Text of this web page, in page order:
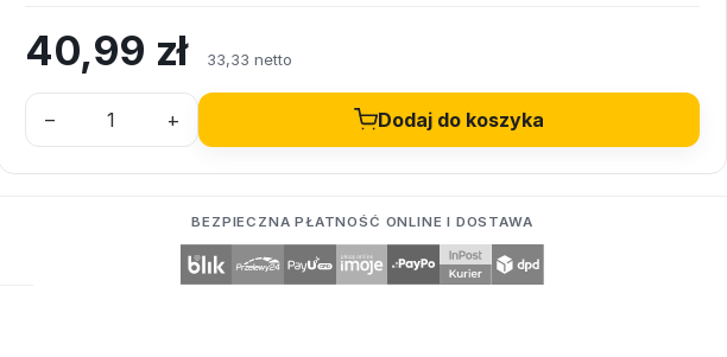
40,99 zł 33,33 netto
– + Dodaj do koszyka
BEZPIECZNA PŁATNOŚĆ ONLINE I DOSTAWA